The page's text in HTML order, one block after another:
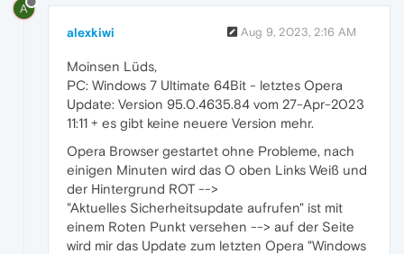
A
alexkiwi Aug 9, 2023, 2:16 AM
Moinsen Lüds,
PC: Windows 7 Ultimate 64Bit - letztes Opera
Update: Version 95.0.4635.84 vom 27-Apr-2023
11:11 + es gibt keine neuere Version mehr.
Opera Browser gestartet ohne Probleme, nach
einigen Minuten wird das O oben Links Weiß und
der Hintergrund ROT -->
"Aktuelles Sicherheitsupdate aufrufen" ist mit
einem Roten Punkt versehen --> auf der Seite
wird mir das Update zum letzten Opera "Windows